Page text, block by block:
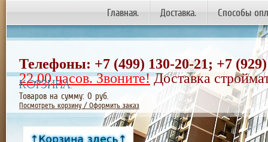
Телефоны: +7 (499) 130-20-21; +7
22.00 часов. Звоните! Доставка
КОРЗИНА:
Товаров на сумму: 0 руб.
Посмотреть корзину / Оформить заказ
Главная. Доставка. Способы